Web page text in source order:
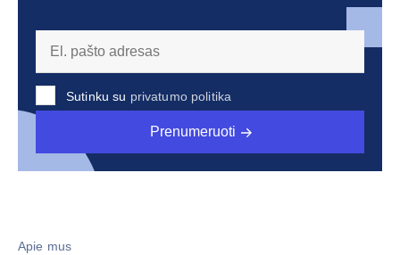
Sutinku su privatumo politika
Prenumeruoti
Apie mus